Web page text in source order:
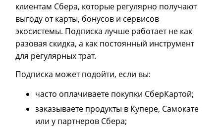
клиентам Сбера, которые регулярно получают
выгоду от карты, бонусов и сервисов
экосистемы. Подписка лучше работает не как
разовая скидка, а как постоянный инструмент
для регулярных трат.
Подписка может подойти, если вы:
часто оплачиваете покупки СберКартой;
заказываете продукты в Купере, Самокате
или у партнеров Сбера;